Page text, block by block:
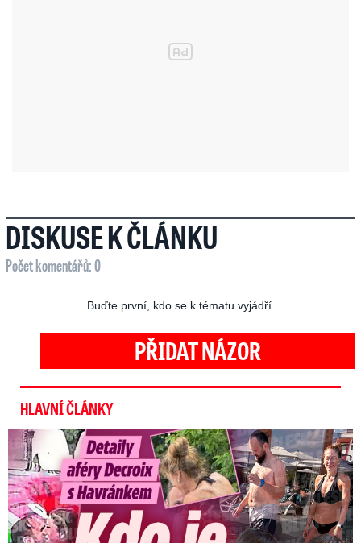
DISKUSE K ČLÁNKU
Počet komentářů: 0
Buďte první, kdo se k tématu vyjádří.
PŘIDAT NÁZOR
HLAVNÍ ČLÁNKY
Detaily aféry Decroix s Havránkem: Kdo je tady královna?